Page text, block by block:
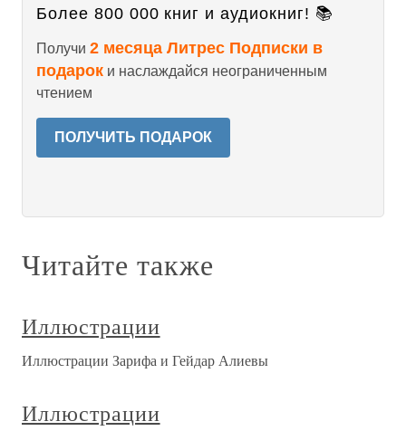
Более 800 000 книг и аудиокниг! 📚
Получи 2 месяца Литрес Подписки в
подарок и наслаждайся неограниченным
чтением
ПОЛУЧИТЬ ПОДАРОК
Читайте также
Иллюстрации
Иллюстрации Зарифа и Гейдар Алиевы
Иллюстрации